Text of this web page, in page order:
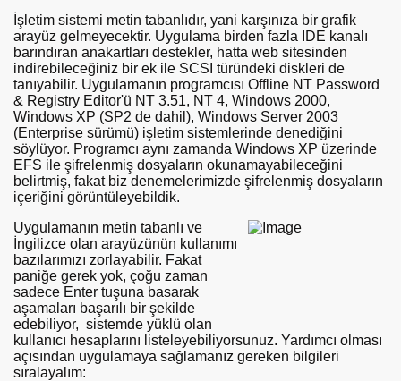
İşletim sistemi metin tabanlıdır, yani karşınıza bir grafik
arayüz gelmeyecektir. Uygulama birden fazla IDE kanalı
barındıran anakartları destekler, hatta web sitesinden
indirebileceğiniz bir ek ile SCSI türündeki diskleri de
tanıyabilir. Uygulamanın programcısı Offline NT Password
& Registry Editor'ü NT 3.51, NT 4, Windows 2000,
Windows XP (SP2 de dahil), Windows Server 2003
(Enterprise sürümü) işletim sistemlerinde denediğini
söylüyor. Programcı aynı zamanda Windows XP üzerinde
EFS ile şifrelenmiş dosyaların okunamayabileceğini
belirtmiş, fakat biz denemelerimizde şifrelenmiş dosyaların
içeriğini görüntüleyebildik.
Uygulamanın metin tabanlı ve
İngilizce olan arayüzünün kullanımı
bazılarımızı zorlayabilir. Fakat
paniğe gerek yok, çoğu zaman
sadece Enter tuşuna basarak
aşamaları başarılı bir şekilde
edebiliyor, sistemde yüklü olan
kullanıcı hesaplarını listeleyebiliyorsunuz. Yardımcı olması
açısından uygulamaya sağlamanız gereken bilgileri
sıralayalım: